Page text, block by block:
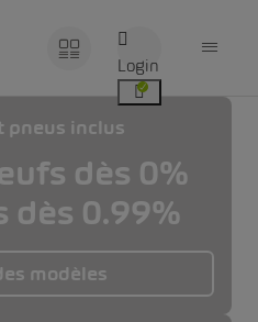
Login
pneus inclus
dès 0%
dès 0.99%
modèles